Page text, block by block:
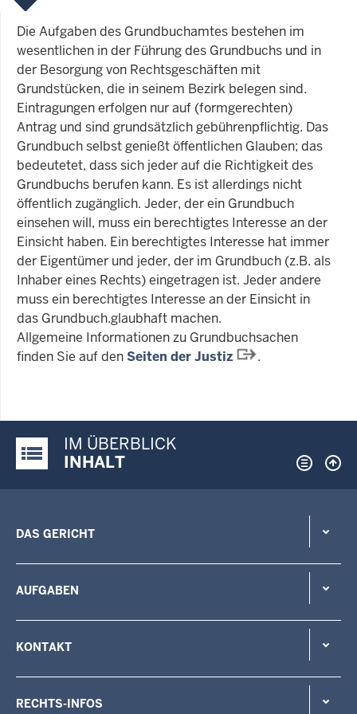
Die Aufgaben des Grundbuchamtes bestehen im
wesentlichen in der Führung des Grundbuchs und in
der Besorgung von Rechtsgeschäften mit
Grundstücken, die in seinem Bezirk belegen sind.
Eintragungen erfolgen nur auf (formgerechten)
Antrag und sind grundsätzlich gebührenpflichtig. Das
Grundbuch selbst genießt öffentlichen Glauben; das
bedeutetet, dass sich jeder auf die Richtigkeit des
Grundbuchs berufen kann. Es ist allerdings nicht
öffentlich zugänglich. Jeder, der ein Grundbuch
einsehen will, muss ein berechtigtes Interesse an der
Einsicht haben. Ein berechtigtes Interesse hat immer
der Eigentümer und jeder, der im Grundbuch (z.B. als
Inhaber eines Rechts) eingetragen ist. Jeder andere
muss ein berechtigtes Interesse an der Einsicht in
das Grundbuch.glaubhaft machen.
Allgemeine Informationen zu Grundbuchsachen
finden Sie auf denSeiten der Justiz .
Justiz-Portal im Überblick:
IM ÜBERBLICK
INHALT
DAS GERICHT
AUFGABEN
KONTAKT
RECHTS-INFOS